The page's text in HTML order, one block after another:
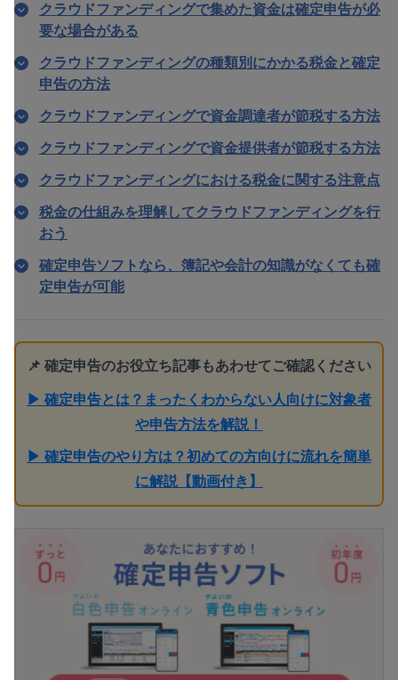
クラウドファンディングで集めた資金は確定申告が必
要な場合がある
クラウドファンディングの種類別にかかる税金と確定
申告の方法
クラウドファンディングで資金調達者が節税する方法
クラウドファンディングで資金提供者が節税する方法
クラウドファンディングにおける税金に関する注意点
税金の仕組みを理解してクラウドファンディングを行
おう
確定申告ソフトなら、簿記や会計の知識がなくても確
定申告が可能
📌 確定申告のお役立ち記事もあわせてご確認ください
▶ 確定申告とは？まったくわからない人向けに対象者
や申告方法を解説！
▶ 確定申告のやり方は？初めての方向けに流れを簡単
に解説【動画付き】